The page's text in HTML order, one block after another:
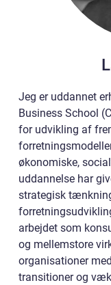
Jeg er uddannet
Business School
for udvikling af
økonomiske,
uddannelse har
strategisk
arbejdet som
og mellemstore
organisationer
transitioner og